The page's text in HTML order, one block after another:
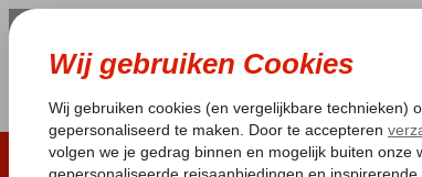
LAST MINUTE ZOMER 2026